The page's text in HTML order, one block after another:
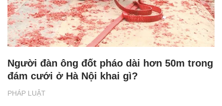
PHÁP LUẬT
Người đàn ông đốt pháo dài hơn 50m trong
đám cưới ở Hà Nội khai gì?